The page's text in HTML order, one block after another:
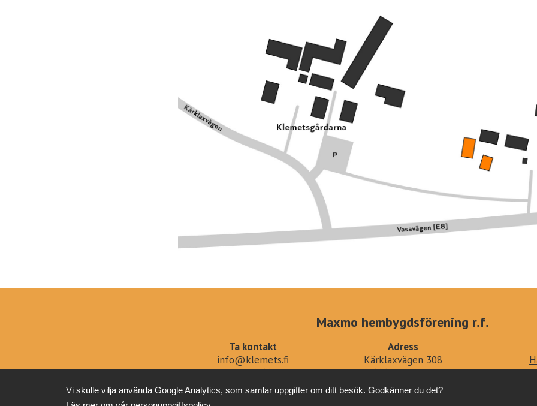
Maxmo hembygdsförening r.f.
Ta kontakt
Adress
info@klemets.fi
+358 (0)40 6679879
Kärklaxvägen 308
66640 Maxmo
Vi skulle vilja använda Google Analytics, som samlar uppgifter om ditt besök. Godkänner du det?